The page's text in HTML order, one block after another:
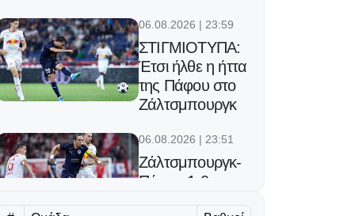
06.08.2026 | 23:59
ΣΤΙΓΜΙΟΤΥΠΑ:
Έτσι ήλθε η ήττα
της Πάφου στο
Ζάλτσμπουργκ
06.08.2026 | 23:51
Ζάλτσμπουργκ-
Πάφος 1-0: